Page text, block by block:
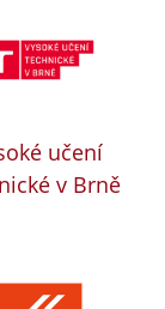
učení
v Brně